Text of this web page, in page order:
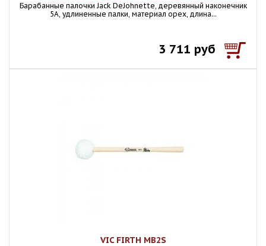
Барабанные палочки Jack DeJohnette, деревянный наконечник
5A, удлиненные палки, материал орех, длина...
3 711 руб
VIC FIRTH MB2S